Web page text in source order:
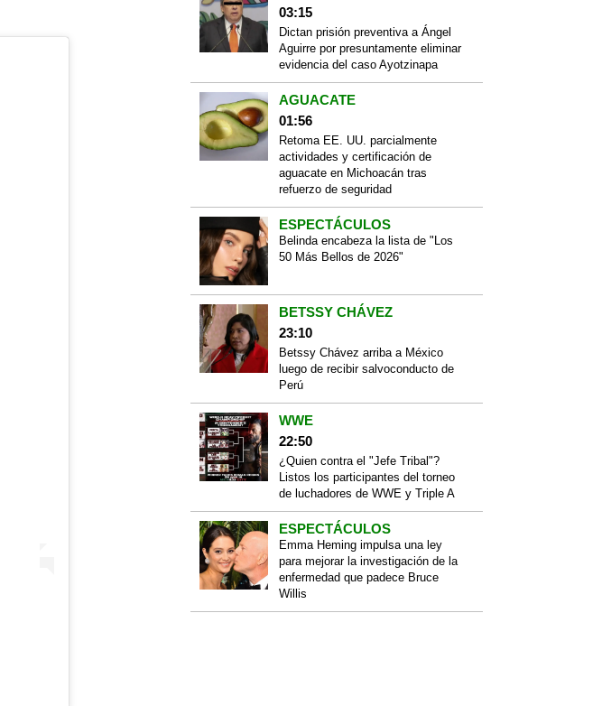
03:15
Dictan prisión preventiva a Ángel
Aguirre por presuntamente eliminar
evidencia del caso Ayotzinapa
AGUACATE
01:56
Retoma EE. UU. parcialmente
actividades y certificación de
aguacate en Michoacán tras
refuerzo de seguridad
ESPECTÁCULOS
Belinda encabeza la lista de "Los
50 Más Bellos de 2026"
BETSSY CHÁVEZ
23:10
Betssy Chávez arriba a México
luego de recibir salvoconducto de
Perú
WWE
22:50
¿Quien contra el "Jefe Tribal"?
Listos los participantes del torneo
de luchadores de WWE y Triple A
ESPECTÁCULOS
Emma Heming impulsa una ley
para mejorar la investigación de la
enfermedad que padece Bruce
Willis